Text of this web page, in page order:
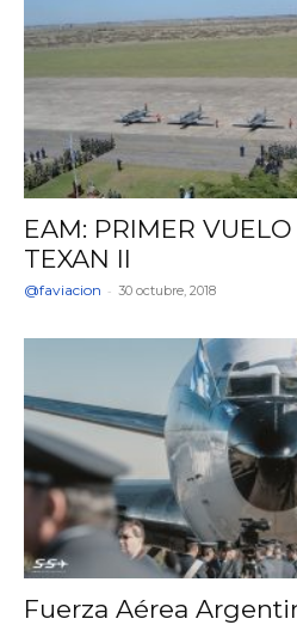
EAM: PRIMER
TEXAN II
@faviacion - 30 octubre, 2018
Fuerza Aérea